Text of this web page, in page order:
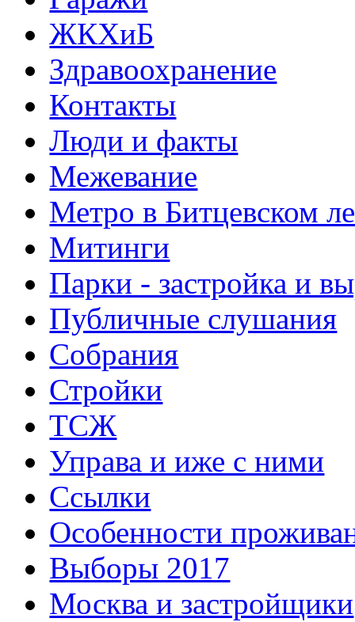
ЖКХиБ
Здравоохранение
Контакты
Люди и факты
Межевание
Метро в Битцевском
Митинги
Парки - застройка и
Публичные слушания
Собрания
Стройки
ТСЖ
Управа и иже с ними
Ссылки
Особенности
Выборы 2017
Москва и застройщики